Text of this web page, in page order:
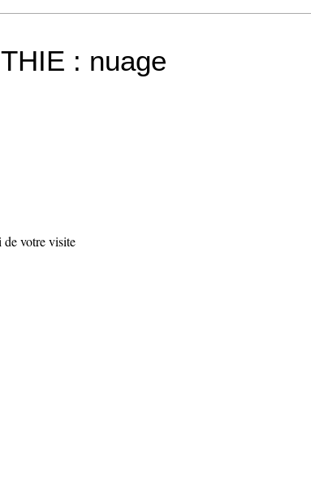
: nuage
de votre visite